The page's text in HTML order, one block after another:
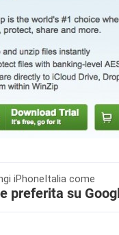
iPhoneItalia come
preferita su